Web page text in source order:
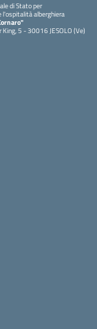
di Stato per
l'ospitalità alberghiera
5 - 30016 JESOLO (Ve)
della scuola